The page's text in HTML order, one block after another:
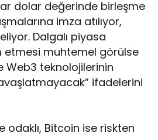
dolar değerinde birleşme
imza atılıyor,
Dalgalı piyasa
etmesi muhtemel görülse
Web3 teknolojilerinin
ifadelerini
odaklı, Bitcoin ise riskten